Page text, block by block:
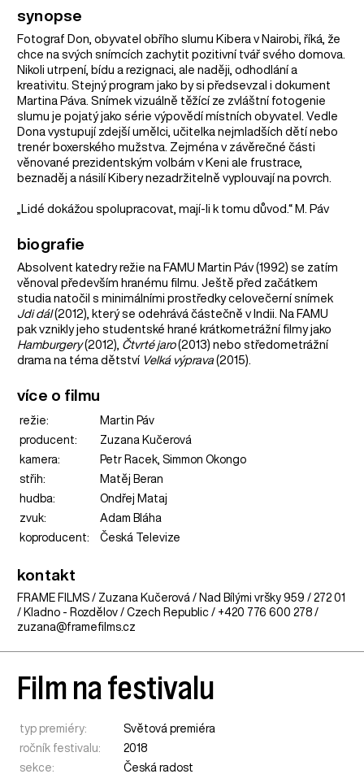
synopse
Fotograf Don, obyvatel obřího slumu Kibera v Nairobi, říká, že
chce na svých snímcích zachytit pozitivní tvář svého domova.
Nikoli utrpení, bídu a rezignaci, ale naději, odhodlání a
kreativitu. Stejný program jako by si předsevzal i dokument
Martina Páva. Snímek vizuálně těžící ze zvláštní fotogenie
slumu je pojatý jako série výpovědí místních obyvatel. Vedle
Dona vystupují zdejší umělci, učitelka nejmladších dětí nebo
trenér boxerského mužstva. Zejména v závěrečné části
věnované prezidentským volbám v Keni ale frustrace,
beznaděj a násilí Kibery nezadržitelně vyplouvají na povrch.
„Lidé dokážou spolupracovat, mají-li k tomu důvod.“ M. Páv
biografie
Absolvent katedry režie na FAMU Martin Páv (1992) se zatím
věnoval především hranému filmu. Ještě před začátkem
studia natočil s minimálními prostředky celovečerní snímek
Jdi dál(2012), který se odehrává částečně v Indii. Na FAMU
pak vznikly jeho studentské hrané krátkometrážní filmy jako
Hamburgery(2012), Čtvrté jaro(2013) nebo středometrážní
drama na téma dětství Velká výprava (2015).
více o filmu
režie:
Martin Páv
producent:
Zuzana Kučerová
kamera:
Petr Racek, Simmon Okongo
střih:
Matěj Beran
hudba:
Ondřej Mataj
zvuk:
Adam Bláha
koproducent:
Česká Televize
kontakt
FRAME FILMS / Zuzana Kučerová / Nad Bílými vršky 959 / 272 01
/ Kladno - Rozdělov / Czech Republic / +420 776 600 278 /
zuzana@framefilms.cz
Film na festivalu
typ premiéry:
Světová premiéra
ročník festivalu:
2018
sekce:
Česká radost